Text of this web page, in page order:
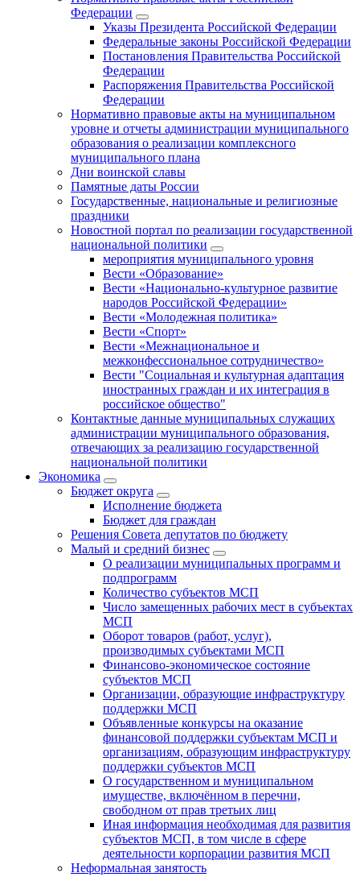
Федерации
Указы Президента Российской Федерации
Федеральные законы Российской Федерации
Постановления Правительства Российской
Федерации
Распоряжения Правительства Российской
Федерации
Нормативно правовые акты на муниципальном
уровне и отчеты администрации муниципального
образования о реализации комплексного
муниципального плана
Дни воинской славы
Памятные даты России
Государственные, национальные и религиозные
праздники
Новостной портал по реализации государственной
национальной политики
мероприятия муниципального уровня
Вести «Образование»
Вести «Национально-культурное развитие
народов Российской Федерации»
Вести «Молодежная политика»
Вести «Спорт»
Вести «Межнациональное и
межконфессиональное сотрудничество»
Вести "Социальная и культурная адаптация
иностранных граждан и их интеграция в
российское общество"
Контактные данные муниципальных служащих
администрации муниципального образования,
отвечающих за реализацию государственной
национальной политики
Экономика
Бюджет округa
Исполнение бюджета
Бюджет для граждан
Решения Совета депутатов по бюджету
Малый и средний бизнес
О реализации муниципальных программ и
подпрограмм
Количество субъектов МСП
Число замещенных рабочих мест в субъектах
МСП
Оборот товаров (работ, услуг),
производимых субъектами МСП
Финансово-экономическое состояние
субъектов МСП
Организации, образующие инфраструктуру
поддержки МСП
Объявленные конкурсы на оказание
финансовой поддержки субъектам МСП и
организациям, образующим инфраструктуру
поддержки субъектов МСП
О государственном и муниципальном
имуществе, включённом в перечни,
свободном от прав третьих лиц
Иная информация необходимая для развития
субъектов МСП, в том числе в сфере
деятельности корпорации развития МСП
Неформальная занятость